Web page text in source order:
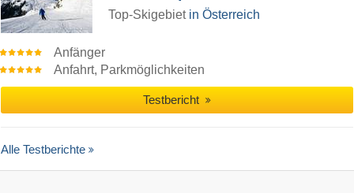
Top-Skigebiet in Österreich
Anfänger
Anfahrt, Parkmöglichkeiten
Testbericht
Alle Testberichte